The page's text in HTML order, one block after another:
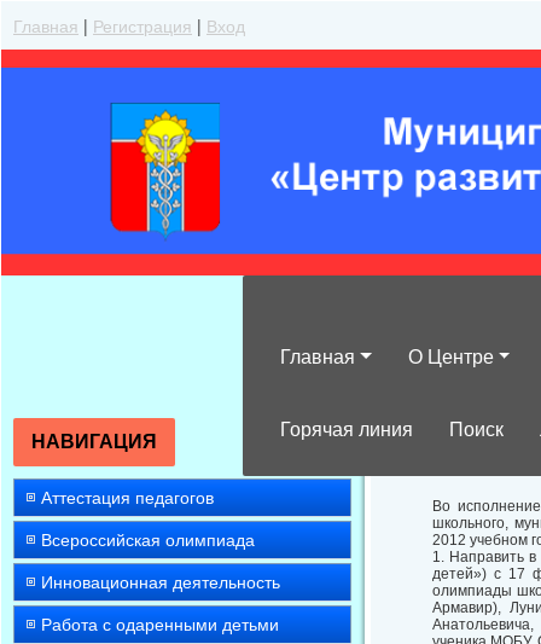
Главная | Регистрация | Вход
Главная О Центре
Горячая линия Поиск
НАВИГАЦИЯ
Аттестация педагогов
Всероссийская олимпиада
Инновационная деятельность
Работа с одаренными детьми
2012 учебном
Во
школьного,
2012 учебном
1. Направить в
детей») с 17
олимпиады
Армавир),